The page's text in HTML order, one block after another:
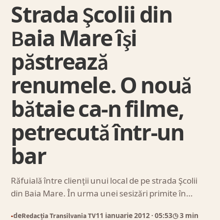
Strada Şcolii din
Baia Mare îşi
păstrează
renumele. O nouă
bătaie ca-n filme,
petrecută într-un
bar
Răfuială între clienţii unui local de pe strada Şcolii
din Baia Mare. În urma unei sesizări primite în…
●deRedacția Transilvania TV11 ianuarie 2012 · 05:53◷ 3 min